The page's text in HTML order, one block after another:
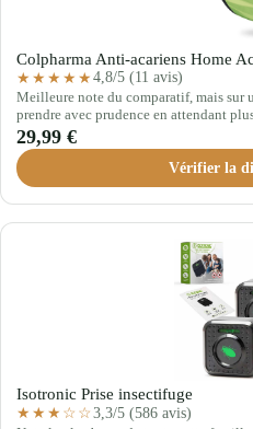
Colpharma Anti-acariens Home
★★★★★4,8/5 (11 avis)
Meilleure note du comparatif, mais sur
prendre avec prudence en attendant
29,99 €
Vérifier la
Isotronic Prise insectifuge
★★★☆☆3,3/5 (586 avis)